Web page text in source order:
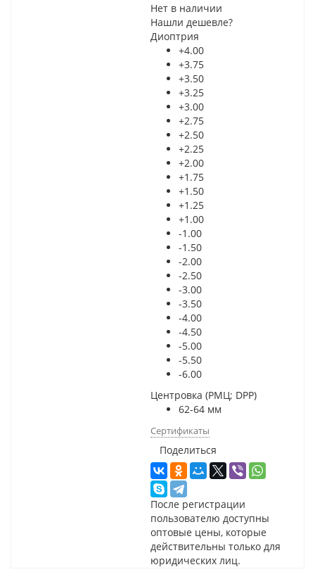
Нет в наличии
Нашли дешевле?
Диоптрия
+4.00
+3.75
+3.50
+3.25
+3.00
+2.75
+2.50
+2.25
+2.00
+1.75
+1.50
+1.25
+1.00
-1.00
-1.50
-2.00
-2.50
-3.00
-3.50
-4.00
-4.50
-5.00
-5.50
-6.00
Центровка (РМЦ; DPP)
62-64 мм
Сертификаты
Поделиться
После регистрации
пользователю доступны
оптовые цены, которые
действительны только для
юридических лиц.